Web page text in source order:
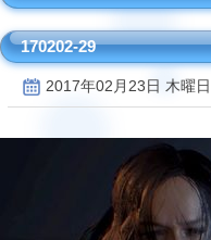
170202-29
2017年02月23日 木曜日